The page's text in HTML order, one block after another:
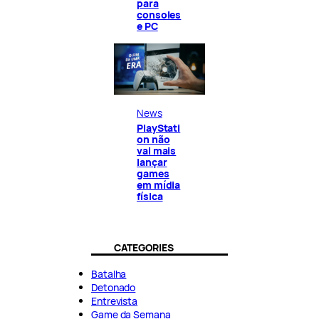
para
consoles
e PC
News
PlayStati
on não
vai mais
lançar
games
em mídia
física
CATEGORIES
Batalha
Detonado
Entrevista
Game da Semana